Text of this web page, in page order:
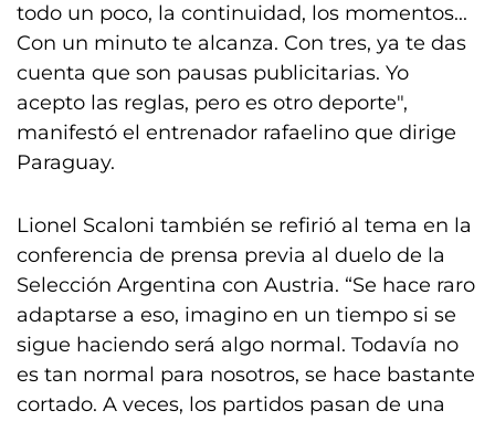
todo un poco, la continuidad, los momentos...
Con un minuto te alcanza. Con tres, ya te das
cuenta que son pausas publicitarias. Yo
acepto las reglas, pero es otro deporte",
manifestó el entrenador rafaelino que dirige
Paraguay.
Lionel Scaloni también se refirió al tema en la
conferencia de prensa previa al duelo de la
Selección Argentina con Austria. “Se hace raro
adaptarse a eso, imagino en un tiempo si se
sigue haciendo será algo normal. Todavía no
es tan normal para nosotros, se hace bastante
cortado. A veces, los partidos pasan de una